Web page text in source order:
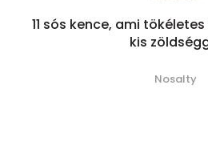
11 sós kence, ami
kis
Nosalty